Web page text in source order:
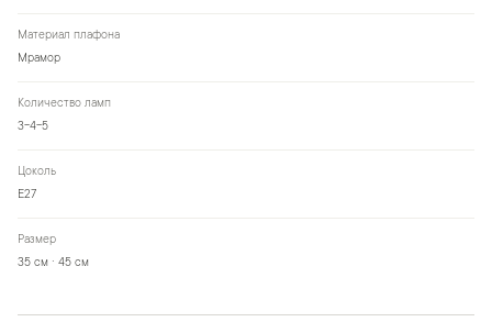
Материал плафона
Мрамор
Количество ламп
3-4-5
Цоколь
Е27
Размер
35 см · 45 см